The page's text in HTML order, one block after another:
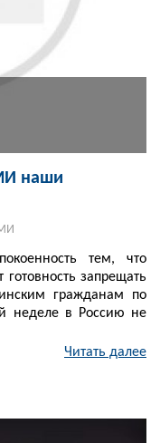
наши
тем, что
запрещать
гражданам по
неделе в Россию не
Читать далее